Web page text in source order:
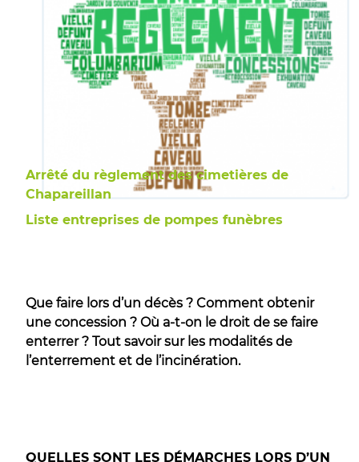
Arrêté du règlement des cimetières de
Chapareillan
Liste entreprises de pompes funèbres
Que faire lors d’un décès ? Comment obtenir
une concession ? Où a-t-on le droit de se faire
enterrer ? Tout savoir sur les modalités de
l’enterrement et de l’incinération.
QUELLES SONT LES DÉMARCHES LORS D’UN